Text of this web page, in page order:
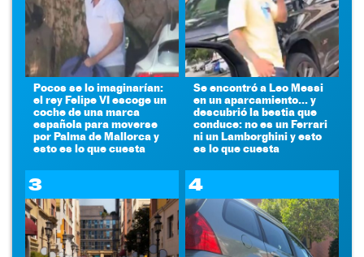
Pocos se lo imaginarían:
el rey Felipe VI escoge un
coche de una marca
española para moverse
por Palma de Mallorca y
esto es lo que cuesta
Se encontró a Leo Messi
en un aparcamiento... y
descubrió la bestia que
conduce: no es un Ferrari
ni un Lamborghini y esto
es lo que cuesta
3 4